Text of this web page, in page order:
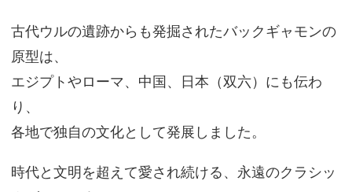
古代ウルの遺跡からも発掘されたバックギャモンの
原型は、
エジプトやローマ、中国、日本（双六）にも伝わ
り、
各地で独自の文化として発展しました。
時代と文明を超えて愛され続ける、永遠のクラシッ